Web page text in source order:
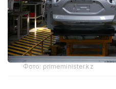
Фото: primeminister.kz